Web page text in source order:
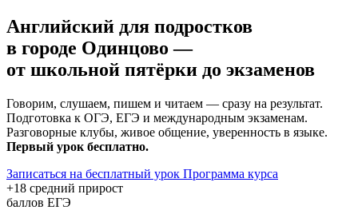
Английский для подростков
в городе Одинцово—
от школьной пятёрки до экзаменов
Говорим, слушаем, пишем и читаем — сразу на результат.
Подготовка к ОГЭ, ЕГЭ и международным экзаменам.
Разговорные клубы, живое общение, уверенность в языке.
Первый урок бесплатно.
Записаться на бесплатный урок Программа курса
+18 средний прирост
баллов ЕГЭ